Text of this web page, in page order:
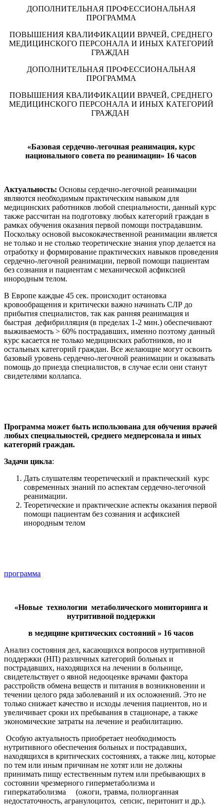
ДОПОЛНИТЕЛЬНАЯ ПРОФЕССИОНАЛЬНАЯ
ПРОГРАММА
ПОВЫШЕНИЯ КВАЛИФИКАЦИИ ВРАЧЕЙ, СРЕДНЕГО
МЕДИЦИНСКОГО ПЕРСОНАЛА И ИНЫХ КАТЕГОРИЙ
ГРАЖДАН
ДОПОЛНИТЕЛЬНАЯ ПРОФЕССИОНАЛЬНАЯ
ПРОГРАММА
ПОВЫШЕНИЯ КВАЛИФИКАЦИИ ВРАЧЕЙ, СРЕДНЕГО
МЕДИЦИНСКОГО ПЕРСОНАЛА И ИНЫХ КАТЕГОРИЙ
ГРАЖДАН
«Базовая сердечно-легочная реанимация, курс
национального совета по реанимации» 16 часов
Актуальность: Основы сердечно-легочной реанимации
являются необходимым практическим навыком для
медицинских работников любой специальности, данный курс
также рассчитан на подготовку любых категорий граждан в
рамках обучения оказания первой помощи пострадавшим.
Поскольку основой высококачественной реанимации является
не только и не столько теоретические знания упор делается на
отработку и формирование практических навыков проведения
сердечно-легочной реанимации, первой помощи пациентам
без сознания и пациентам с механической асфиксией
инородным телом.
В Европе каждые 45 сек. происходит остановка
кровообращения и критически важно начинать СЛР до
прибытия специалистов, так как ранняя реанимация и
быстрая дефибрилляция (в пределах 1-2 мин.) обеспечивают
выживаемость > 60% пострадавших, именно поэтому данный
курс касается не только медицинских работников, но и
остальных категорий граждан. Все желающие могут освоить
базовый уровень сердечно-легочной реанимации и оказывать
помощь до приезда специалистов, в случае если они станут
свидетелями коллапса.
Программа может быть использована для обучения врачей
любых специальностей, среднего медперсонала и иных
категорий граждан.
Задачи цикла:
Дать слушателям теоретический и практический курс
современных знаний по аспектам сердечно-легочной
реанимации.
Теоретические и практические аспекты оказания первой
помощи пациентам без сознания и асфиксией
инородным телом
программа
«Новые технологии метаболического мониторинга и
нутритивной поддержки
в медицине критических состояний » 16 часов
Анализ состояния дел, касающихся вопросов нутритивной
поддержки (НП) различных категорий больных и
пострадавших, находящихся на лечении в больнице,
свидетельствует о явной недооценке врачами фактора
расстройств обмена веществ и питания в возникновении и
течении целого ряда заболеваний и их осложнений. Это не
только снижает качество и исходы лечения пациентов, но и
увеличивает сроки их пребывания в стационаре, а также
экономические затраты на лечение и реабилитацию.
Особую актуальность приобретает необходимость
нутритивного обеспечения больных и пострадавших,
находящихся в критических состояниях, а также лиц, которые
по тем или иным причинам не хотят или не должны
принимать пищу естественным путем или пребывающих в
состоянии чрезмерного гиперметаболизма и
гиперкатаболизма (ожоги, травма, полиорганная
недостаточность, агранулоцитоз, сепсис, перитонит и др.).